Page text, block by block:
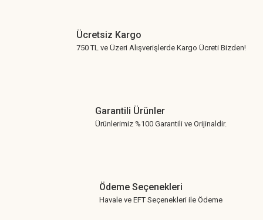
Ücretsiz Kargo
750 TL ve Üzeri Alışverişlerde Kargo Ücreti Bizden!
Garantili Ürünler
Ürünlerimiz %100 Garantili ve Orijinaldir.
Ödeme Seçenekleri
Havale ve EFT Seçenekleri ile Ödeme